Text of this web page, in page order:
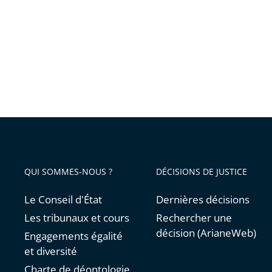
QUI SOMMES-NOUS ?
Le Conseil d'État
Les tribunaux et cours
Engagements égalité
et diversité
DÉCISIONS DE JUSTICE
Dernières décisions
Rechercher une
décision (ArianeWeb)